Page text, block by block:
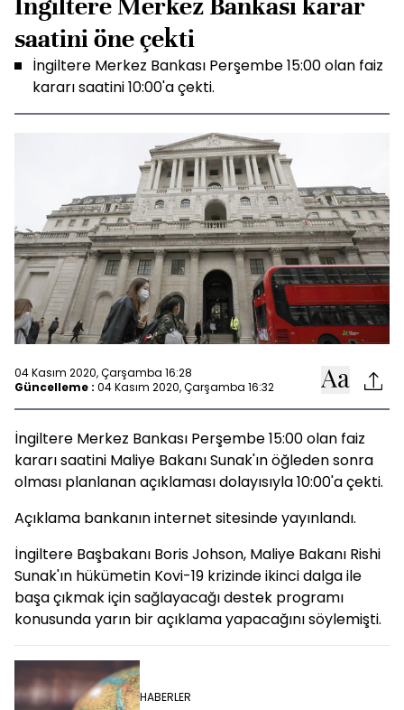
İngiltere Merkez Bankası karar
saatini öne çekti
İngiltere Merkez Bankası Perşembe 15:00 olan faiz
kararı saatini 10:00'a çekti.
04 Kasım 2020, Çarşamba 16:28
Güncelleme : 04 Kasım 2020, Çarşamba 16:32
İngiltere Merkez Bankası Perşembe 15:00 olan faiz
kararı saatini Maliye Bakanı Sunak'ın öğleden sonra
olması planlanan açıklaması dolayısıyla 10:00'a çekti.
Açıklama bankanın internet sitesinde yayınlandı.
İngiltere Başbakanı Boris Johson, Maliye Bakanı Rishi
Sunak'ın hükümetin Kovi-19 krizinde ikinci dalga ile
başa çıkmak için sağlayacağı destek programı
konusunda yarın bir açıklama yapacağını söylemişti.
HABERLER